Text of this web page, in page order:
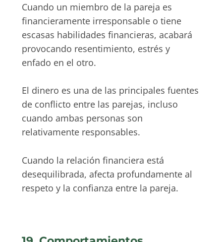
Cuando un miembro de la pareja es
financieramente irresponsable o tiene
escasas habilidades financieras, acabará
provocando resentimiento, estrés y
enfado en el otro.
El dinero es una de las principales fuentes
de conflicto entre las parejas, incluso
cuando ambas personas son
relativamente responsables.
Cuando la relación financiera está
desequilibrada, afecta profundamente al
respeto y la confianza entre la pareja.